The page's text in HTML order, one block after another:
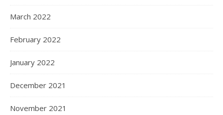
March 2022
February 2022
January 2022
December 2021
November 2021